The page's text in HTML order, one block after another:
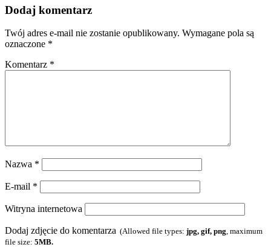
Dodaj komentarz
Twój adres e-mail nie zostanie opublikowany. Wymagane pola są
oznaczone *
Komentarz *
Nazwa *
E-mail *
Witryna internetowa
Dodaj zdjęcie do komentarza (Allowed file types: jpg, gif, png, maximum
file size: 5MB.